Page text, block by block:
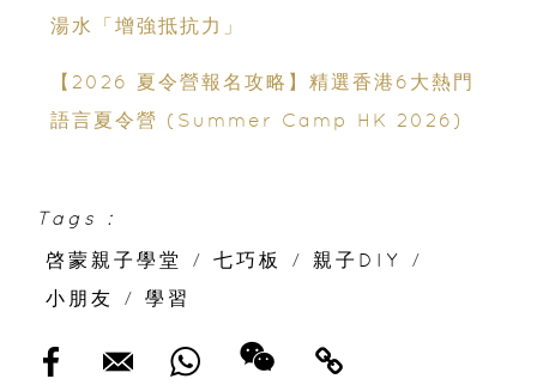
湯水「增強抵抗力」
【2026 夏令營報名攻略】精選香港6大熱門
語言夏令營 (Summer Camp HK 2026)
Tags :
啓蒙親子學堂
/ 七巧板 / 親子DIY
/
小朋友
/ 學習